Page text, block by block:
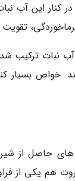
کنار این آب
نبات ترکیب
خواص بسیار
های حاصل از
هم یکی از